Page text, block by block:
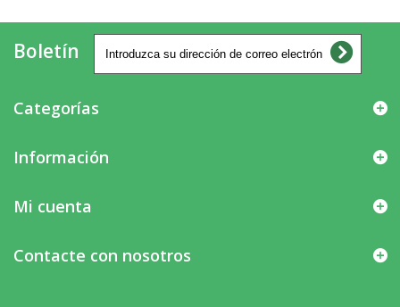
Boletín
Categorías
Información
Mi cuenta
Contacte con nosotros